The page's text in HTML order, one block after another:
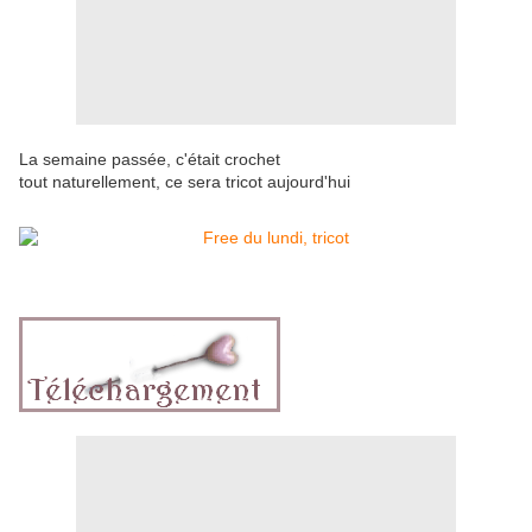
La semaine passée, c'était crochet
tout naturellement, ce sera tricot aujourd'hui